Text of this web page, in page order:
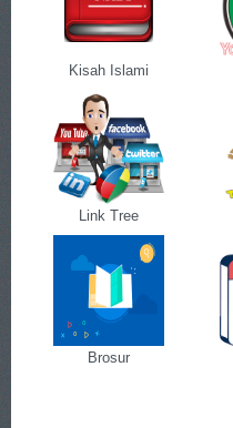
Kisah Islami
Link Tree
Brosur